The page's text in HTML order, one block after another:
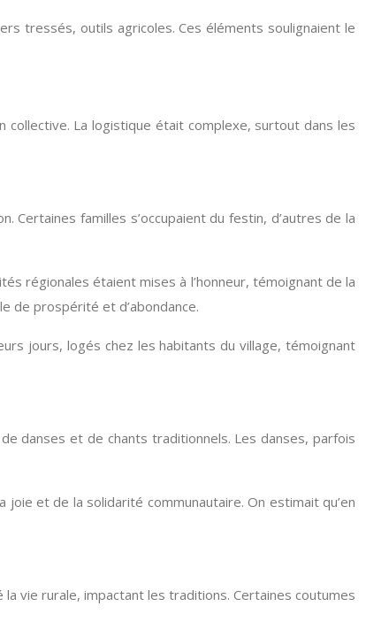
tressés, outils agricoles. Ces éléments soulignaient le
collective. La logistique était complexe, surtout dans les
familles s’occupaient du festin, d’autres de la
régionales étaient mises à l’honneur, témoignant de la
de prospérité et d’abondance.
jours, logés chez les habitants du village, témoignant
danses et de chants traditionnels. Les danses, parfois
et de la solidarité communautaire. On estimait qu’en
vie rurale, impactant les traditions. Certaines coutumes